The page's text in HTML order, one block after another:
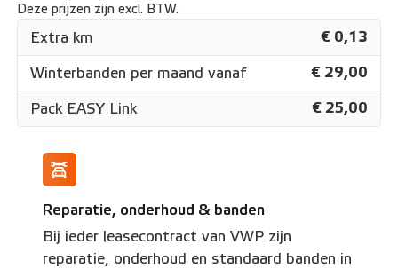
Deze prijzen zijn excl. BTW.
Extra km € 0,13
Winterbanden per maand vanaf € 29,00
Pack EASY Link € 25,00
Reparatie, onderhoud & banden
Bij ieder leasecontract van VWP zijn
reparatie, onderhoud en standaard banden in